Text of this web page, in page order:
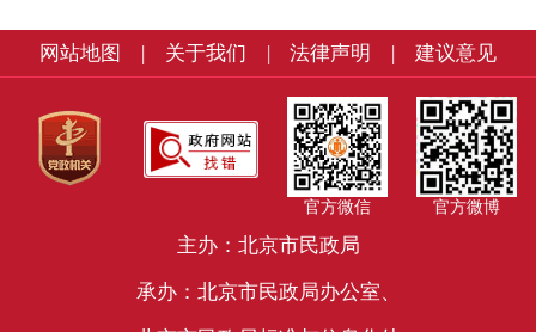
网站地图 关于我们 法律声明 建议意见
主办：北京市民政局
承办：北京市民政局办公室、
官方微信 官方微博